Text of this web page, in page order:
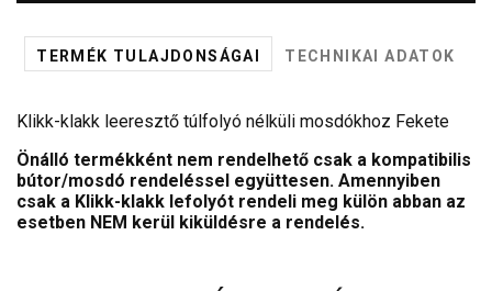
TERMÉK TULAJDONSÁGAI TECHNIKAI ADATOK
Klikk-klakk leeresztő túlfolyó nélküli mosdókhoz Fekete
Önálló termékként nem rendelhető csak a kompatibilis
bútor/mosdó rendeléssel együttesen. Amennyiben
csak a Klikk-klakk lefolyót rendeli meg külön abban az
esetben NEM kerül kiküldésre a rendelés.